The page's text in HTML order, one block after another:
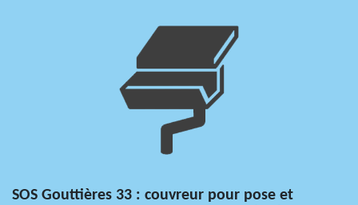
SOS Gouttières 33 : couvreur pour pose et